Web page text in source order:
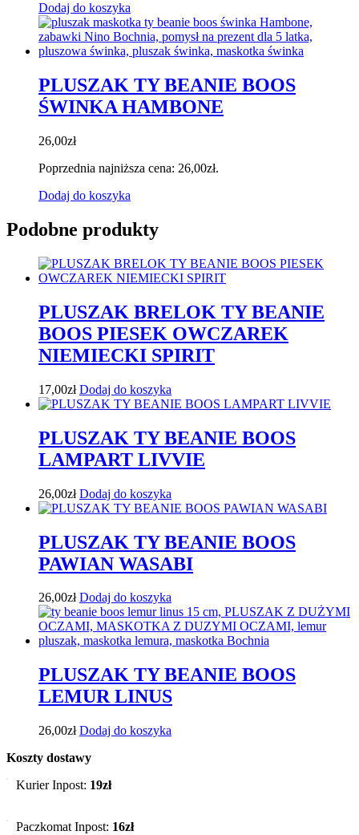
Dodaj do koszyka
PLUSZAK TY BEANIE BOOS
ŚWINKA HAMBONE
26,00zł
Poprzednia najniższa cena: 26,00zł.
Dodaj do koszyka
Podobne produkty
PLUSZAK BRELOK TY BEANIE
BOOS PIESEK OWCZAREK
NIEMIECKI SPIRIT
17,00zł Dodaj do koszyka
PLUSZAK TY BEANIE BOOS
LAMPART LIVVIE
26,00zł Dodaj do koszyka
PLUSZAK TY BEANIE BOOS
PAWIAN WASABI
26,00zł Dodaj do koszyka
PLUSZAK TY BEANIE BOOS
LEMUR LINUS
26,00zł Dodaj do koszyka
Koszty dostawy
Kurier Inpost: 19zł
Paczkomat Inpost: 16zł